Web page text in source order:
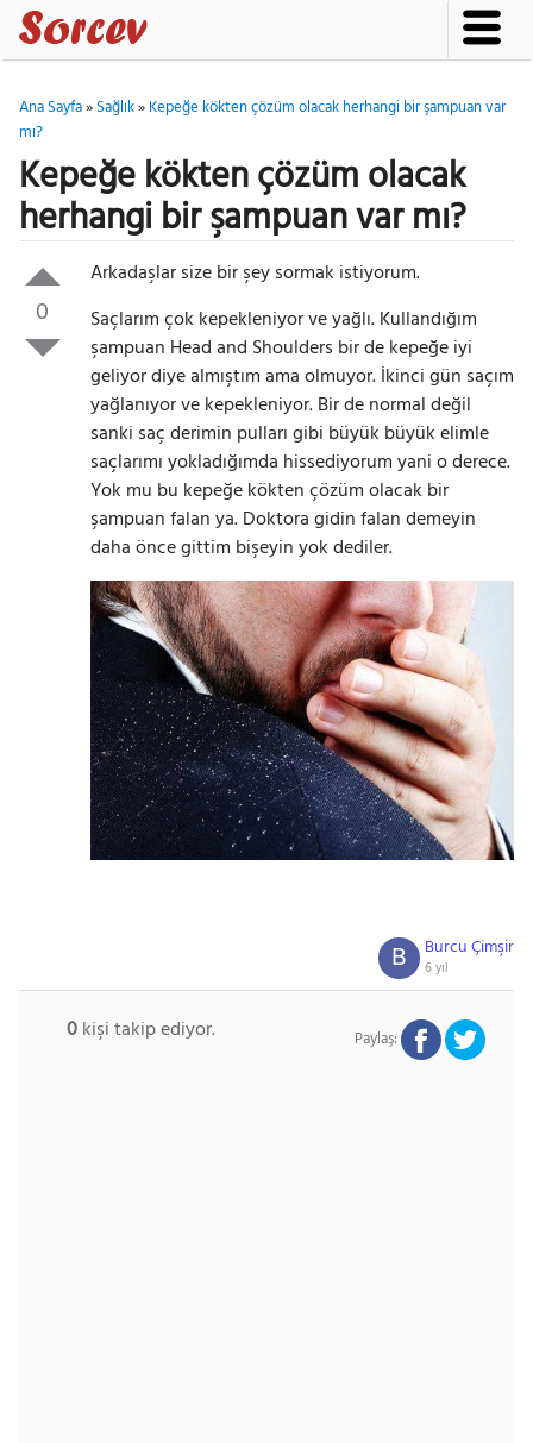
Ana Sayfa»Sağlık»Kepeğe kökten çözüm olacak herhangi bir şampuan var
mı?
Kepeğe kökten çözüm olacak
herhangi bir şampuan var mı?
0
Arkadaşlar size bir şey sormak istiyorum.
Saçlarım çok kepekleniyor ve yağlı. Kullandığım
şampuan Head and Shoulders bir de kepeğe iyi
geliyor diye almıştım ama olmuyor. İkinci gün saçım
yağlanıyor ve kepekleniyor. Bir de normal değil
sanki saç derimin pulları gibi büyük büyük elimle
saçlarımı yokladığımda hissediyorum yani o derece.
Yok mu bu kepeğe kökten çözüm olacak bir
şampuan falan ya. Doktora gidin falan demeyin
daha önce gittim bişeyin yok dediler.
Burcu Çimşir
6 yıl
B
0kişi takip ediyor. Paylaş: